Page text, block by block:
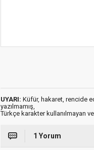
UYARI: Küfür, hakaret, rencide
yazılmamış,
Türkçe karakter kullanılmayan
1 Yorum